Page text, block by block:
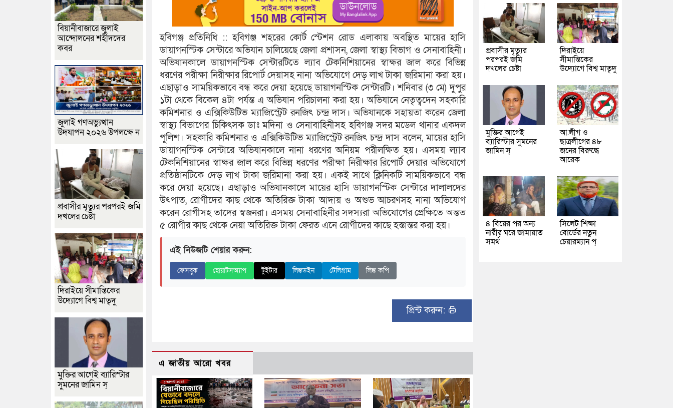
হবিগঞ্জ প্রতিনিধি :: হবিগঞ্জ শহরের কোর্ট স্টেশন রোড এলাকায় অবস্থিত মায়ের হাসি
ডায়াগনস্টিক সেন্টারে অভিযান চালিয়েছে জেলা প্রশাসন, জেলা স্বাস্থ্য বিভাগ ও সেনাবাহিনী।
অভিযানকালে ডায়াগনস্টিক সেন্টারটিতে ল্যাব টেকনিশিয়ানের স্বাক্ষর জাল করে বিভিন্ন
ধরণের পরীক্ষা নিরীক্ষার রিপোর্ট দেয়াসহ নানা অভিযোগে দেড় লাখ টাকা জরিমানা করা হয়।
এছাড়াও সাময়িকভাবে বন্ধ করে দেয়া হয়েছে ডায়াগনস্টিক সেন্টারটি। শনিবার (৩ মে) দুপুর
১টা থেকে বিকেল ৪টা পর্যন্ত এ অভিযান পরিচালনা করা হয়। অভিযানে নেতৃত্বদেন সহকারি
কমিশনার ও এক্সিকিউটিভ ম্যাজিস্ট্রেট রনজিৎ চন্দ্র দাস। অভিযানকে সহায়তা করেন জেলা
স্বাস্থ্য বিভাগের চিকিৎসক ডাঃ মদিনা ও সেনাবাহিনীসহ হবিগঞ্জ সদর মডেল থানার একদল
পুলিশ। সহকারি কমিশনার ও এক্সিকিউটিভ ম্যাজিস্ট্রেট রনজিৎ চন্দ্র দাস বলেন, মায়ের হাসি
ডায়াগনস্টিক সেন্টারে অভিযানকালে নানা ধরণের অনিয়ম পরীলক্ষিত হয়। এসময় ল্যাব
টেকনিশিয়ানের স্বাক্ষর জাল করে বিভিন্ন ধরণের পরীক্ষা নিরীক্ষার রিপোর্ট দেয়ার অভিযোগে
প্রতিষ্ঠানটিকে দেড় লাখ টাকা জরিমানা করা হয়। একই সাথে ক্লিনিকটি সাময়িকভাবে বন্ধ
করে দেয়া হয়েছে। এছাড়াও অভিযানকালে মায়ের হাসি ডায়াগনস্টিক সেন্টারে দালালদের
উৎপাত, রোগীদের কাছ থেকে অতিরিক্ত টাকা আদায় ও অশুভ আচরণসহ নানা অভিযোগ
করেন রোগীসহ তাদের স্বজনরা। এসময় সেনাবাহিনীর সদস্যরা অভিযোগের প্রেক্ষিতে অন্তত
৫ রোগীর কাছ থেকে নেয়া অতিরিক্ত টাকা ফেরত এনে রোগীদের কাছে হস্তান্তর করা হয়।
এই নিউজটি শেয়ার করুন:
ফেসবুক হোয়াটসঅ্যাপ টুইটার লিঙ্কডইন টেলিগ্রাম লিঙ্ক কপি
প্রিন্ট করুন:
এ জাতীয় আরো খবর
বিয়ানীবাজারে জুলাই
আন্দোলনের শহীদদের
কবর
জুলাই গণঅভ্যুত্থান
উদযাপন ২০২৬ উপলক্ষে ন
প্রবাসীর মৃত্যুর পরপরই জমি
দখলের চেষ্টা
দিরাইয়ে সীমান্তিকের
উদ্যোগে বিশ্ব মাতৃদু
মুক্তির আগেই ব্যারিস্টার
সুমনের জামিন স্
প্রবাসীর মৃত্যুর
পরপরই জমি
দখলের চেষ্টা
দিরাইয়ে
সীমান্তিকের
উদ্যোগে বিশ্ব মাতৃদু
মুক্তির আগেই
ব্যারিস্টার সুমনের
জামিন স্
আ.লীগ ও
ছাত্রলীগের ৪৮
জনের বিরুদ্ধে
আরেক
৪ বিয়ের পর অন্য
নারীর ঘরে জামায়াত
সমর্থ
সিলেট শিক্ষা
বোর্ডের নতুন
চেয়ারম্যান প্